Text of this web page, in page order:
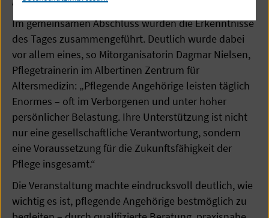
Im gemeinsamen Abschluss wurden die Erkenntnisse
des Tages zusammengeführt. Deutlich wurde dabei
vor allem eines, so Mitorganisatorin Dagmar Nielsen,
Pflegetrainerin im Albertinen Zentrum für
Altersmedizin: „Pflegende Angehörige leisten täglich
Enormes – oft im Verborgenen und unter hoher
persönlicher Belastung. Ihre Unterstützung ist nicht
nur eine gesellschaftliche Verantwortung, sondern
eine Voraussetzung für die Zukunftsfähigkeit der
Pflege insgesamt.“
Die Veranstaltung machte eindrucksvoll deutlich, wie
wichtig es ist, pflegende Angehörige bestmöglich zu